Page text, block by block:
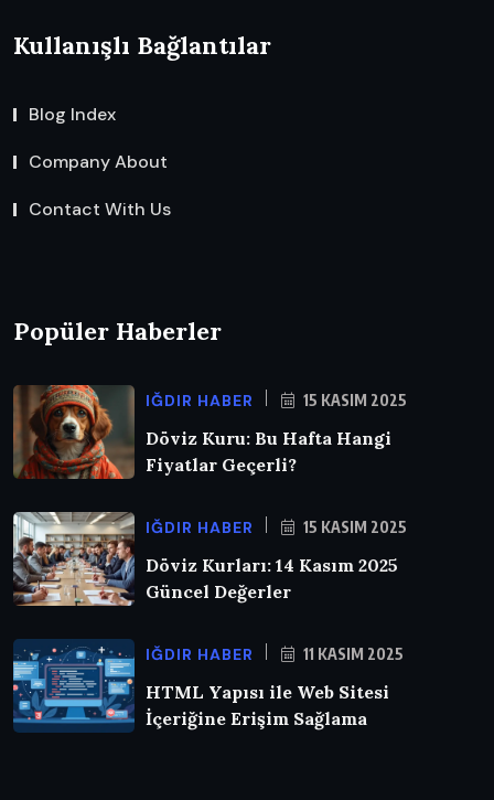
Kullanışlı Bağlantılar
Blog Index
Company About
Contact With Us
Popüler Haberler
IĞDIR HABER 15 KASIM 2025
Döviz Kuru: Bu Hafta Hangi
Fiyatlar Geçerli?
IĞDIR HABER 15 KASIM 2025
Döviz Kurları: 14 Kasım 2025
Güncel Değerler
IĞDIR HABER 11 KASIM 2025
HTML Yapısı ile Web Sitesi
İçeriğine Erişim Sağlama